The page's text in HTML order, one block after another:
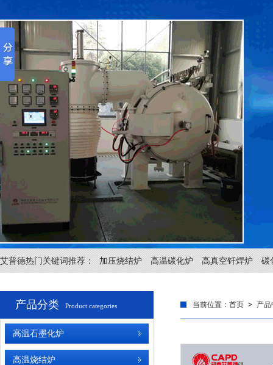
艾普德热门关键词推荐： 加压烧结炉 高温碳化炉 高真空钎焊炉 碳
产品分类 Product categories
高温石墨化炉
高温烧结炉
当前位置： 首页 > 产品